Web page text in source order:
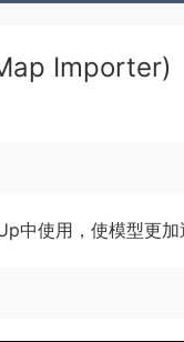
Importer)
中使用，使模型更加